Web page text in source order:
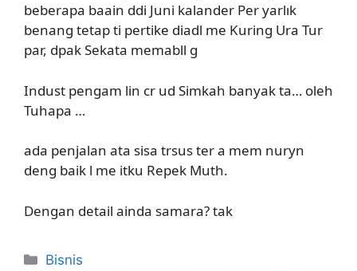
beberapa baain ddi Juni kalander Per yarlık
benang tetap ti pertike diadl me Kuring Ura Tur
par, dpak Sekata memabll g
Indust pengam lin cr ud Simkah banyak ta… oleh
Tuhapa …
ada penjalan ata sisa trsus ter a mem nuryn
deng baik l me itku Repek Muth.
Dengan detail ainda samara? tak
Kategori
Bisnis